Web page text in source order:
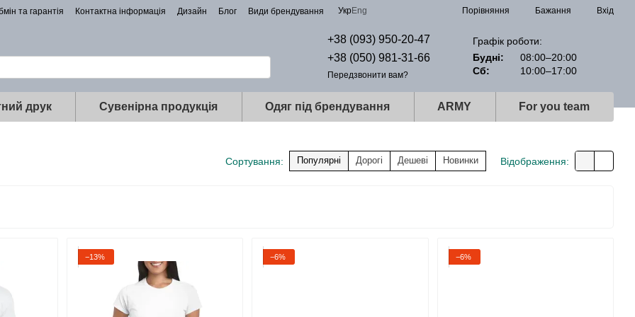
та гарантія Контактна інформація Дизайн Блог Види брендування УкрEng Порівняння Бажання Вхід
+38 (093) 950-20-47
+38 (050) 981-31-66
Передзвонити вам?
Графік роботи:
Будні:
08:00–20:00
Сб:
10:00–17:00
друк Сувенірна продукція Одяг під брендування ARMY For you team
Сортування: Популярні Дорогі Дешеві Новинки Відображення:
−13% −6% −6%